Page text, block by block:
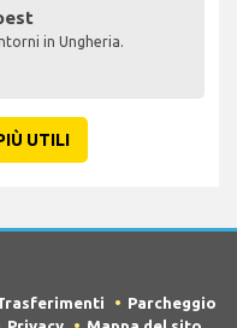
in Ungheria.
UTILI
Parcheggio